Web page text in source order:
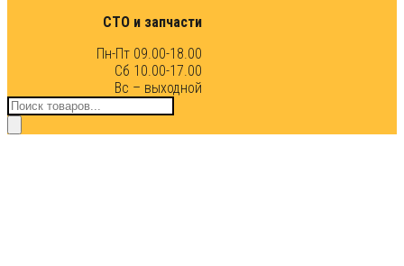
СТО и запчасти
Пн-Пт 09.00-18.00
Сб 10.00-17.00
Вс – выходной
Поиск
товаров